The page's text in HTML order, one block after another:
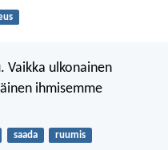
Vaikka ulkonainen
ihmisemme
saada ruumis